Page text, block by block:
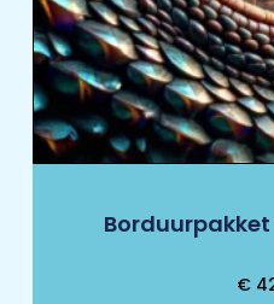
Borduurpakket
€